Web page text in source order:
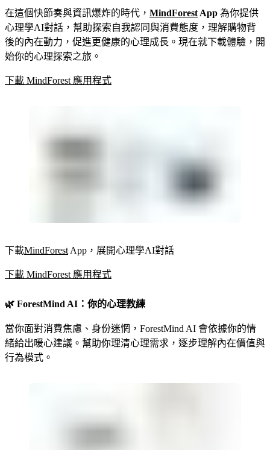
在這個快節奏與資訊爆炸的時代， MindForestApp 為你提供
心理學AI對話，幫助探索自我認同與消費態度，理解購物背
後的內在動力，促進更健康的心理成長。現在就下載體驗，開
始你的心理探索之旅。
下載 MindForest 應用程式
下載MindForest App，展開心理學AI對話
下載 MindForest 應用程式
🌿 ForestMind AI：你的心理教練
當你面對消費焦慮、身份迷惘，ForestMind AI 會依據你的情
緒給出暖心建議。幫助你理清心理需求，逐步理解內在價值與
行為模式。